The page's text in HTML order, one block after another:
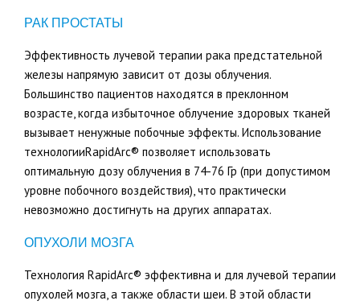
РАК ПРОСТАТЫ
Эффективность лучевой терапии рака предстательной
железы напрямую зависит от дозы облучения.
Большинство пациентов находятся в преклонном
возрасте, когда избыточное облучение здоровых тканей
вызывает ненужные побочные эффекты. Использование
технологииRapidArc® позволяет использовать
оптимальную дозу облучения в 74-76 Гр (при допустимом
уровне побочного воздействия), что практически
невозможно достигнуть на других аппаратах.
ОПУХОЛИ МОЗГА
Технология RapidArc® эффективна и для лучевой терапии
опухолей мозга, а также области шеи. В этой области